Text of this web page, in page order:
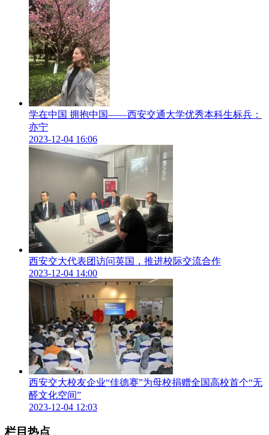
学在中国 拥抱中国——西安交通大学优秀本科生标兵：
亦宁
2023-12-04 16:06
西安交大代表团访问英国，推进校际交流合作
2023-12-04 14:00
西安交大校友企业“佳德赛”为母校捐赠全国高校首个“无
醛文化空间”
2023-12-04 12:03
栏目热点